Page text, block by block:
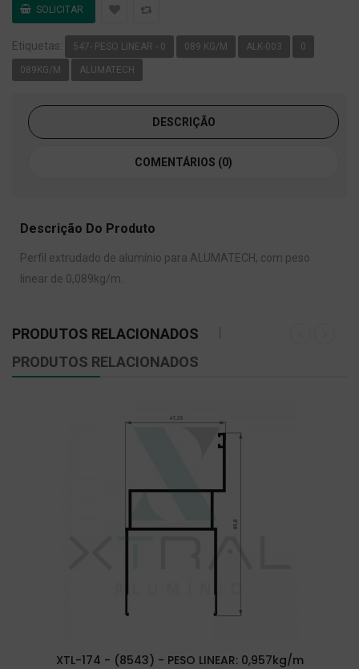
Etiquetas: 547- PESO LINEAR - 0 089 KG/M ALK-003 0
089KG/M ALUMATECH
DESCRIÇÃO
COMENTÁRIOS (0)
Descrição Do Produto
Perfil extrudado de alumínio para ALUMATECH, com peso
linear de 0,089kg/m.
PRODUTOS RELACIONADOS
PRODUTOS RELACIONADOS
XTL-174 - (8543) - PESO LINEAR: 0,957kg/m